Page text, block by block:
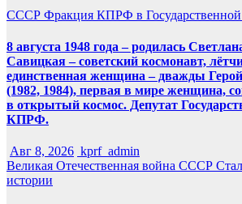
СССР Фракция КПРФ в
8 августа 1948 года – родилась
Савицкая – советский космонавт,
единственная женщина – дважды
(1982, 1984), первая в мире женщина,
в открытый космос. Депутат
КПРФ.
Авг 8, 2026 kprf_admin
Великая Отечественная война СССР
истории